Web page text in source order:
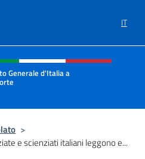
IT
social e menù
Generale d'Italia a
>
e scienziati italiani leggono e...